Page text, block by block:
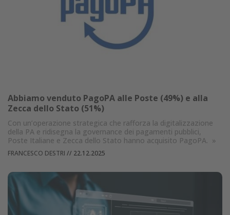
Abbiamo venduto PagoPA alle Poste (49%) e alla
Zecca dello Stato (51%)
Con un’operazione strategica che rafforza la digitalizzazione
della PA e ridisegna la governance dei pagamenti pubblici,
Poste Italiane e Zecca dello Stato hanno acquisito PagoPA. »
FRANCESCO DESTRI // 22.12.2025